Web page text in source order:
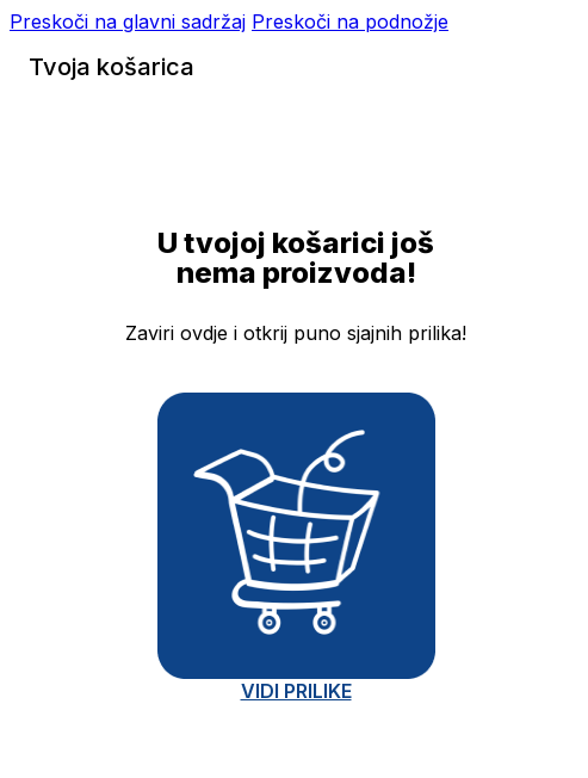
Preskoči na glavni sadržaj Preskoči na podnožje
Tvoja košarica
U tvojoj košarici još
nema proizvoda!
Zaviri ovdje i otkrij puno sjajnih prilika!
VIDI PRILIKE